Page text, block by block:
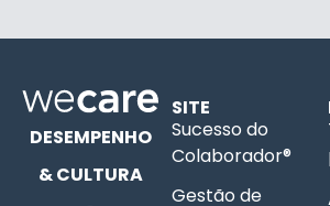
DESEMPENHO
& CULTURA
SITE
Sucesso do
Colaborador®
Gestão de